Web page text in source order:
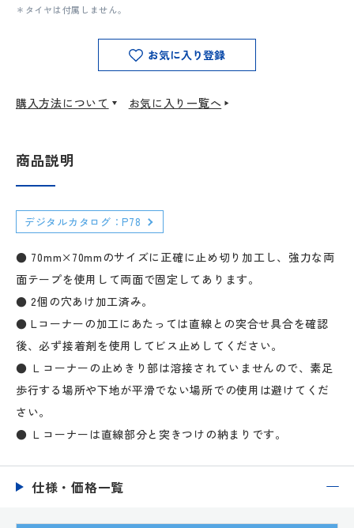
＊タイヤは付属しません。
お気に入り登録
購入方法について お気に入り一覧へ
商品説明
デジタルカタログ：P78
● 70mm×70mmのサイズに正確に止め切り加工し、強力な両
面テープを使用して両面で固定してあります。
● 2個の穴あけ加工済み。
● Lコーナーの加工にあたっては直線との突合せ具合を確認
後、必ず接着剤を使用してビス止めしてください。
● Ｌコーナーの止めきり部は溶接されていませんので、素足
歩行する場所や下地が平滑でない場所での使用は避けてくだ
さい。
● Ｌコーナーは直線部分と突きつけの納まりです。
仕様・価格一覧